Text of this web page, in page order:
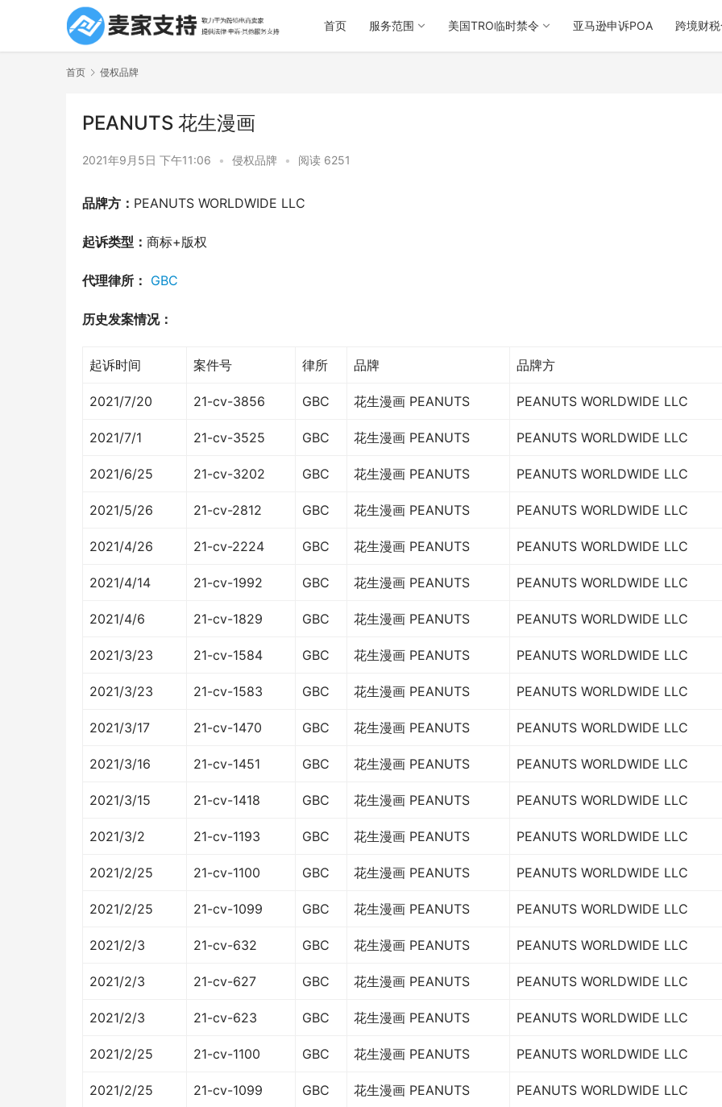
首页 服务范围 美国TRO临时禁令 亚马逊申诉POA 跨境财
首页 侵权品牌
PEANUTS 花生漫画
2021年9月5日 下午11:06 • 侵权品牌 • 阅读 6251
品牌方： PEANUTS WORLDWIDE LLC
起诉类型： 商标+版权
代理律所： GBC
历史发案情况：
起诉时间 案件号 律所 品牌 品牌方
2021/7/20 21-cv-3856 GBC 花生漫画 PEANUTS PEANUTS WORLDWIDE LLC
2021/7/1 21-cv-3525 GBC 花生漫画 PEANUTS PEANUTS WORLDWIDE LLC
2021/6/25 21-cv-3202 GBC 花生漫画 PEANUTS PEANUTS WORLDWIDE LLC
2021/5/26 21-cv-2812 GBC 花生漫画 PEANUTS PEANUTS WORLDWIDE LLC
2021/4/26 21-cv-2224 GBC 花生漫画 PEANUTS PEANUTS WORLDWIDE LLC
2021/4/14 21-cv-1992 GBC 花生漫画 PEANUTS PEANUTS WORLDWIDE LLC
2021/4/6 21-cv-1829 GBC 花生漫画 PEANUTS PEANUTS WORLDWIDE LLC
2021/3/23 21-cv-1584 GBC 花生漫画 PEANUTS PEANUTS WORLDWIDE LLC
2021/3/23 21-cv-1583 GBC 花生漫画 PEANUTS PEANUTS WORLDWIDE LLC
2021/3/17 21-cv-1470 GBC 花生漫画 PEANUTS PEANUTS WORLDWIDE LLC
2021/3/16 21-cv-1451 GBC 花生漫画 PEANUTS PEANUTS WORLDWIDE LLC
2021/3/15 21-cv-1418 GBC 花生漫画 PEANUTS PEANUTS WORLDWIDE LLC
2021/3/2 21-cv-1193 GBC 花生漫画 PEANUTS PEANUTS WORLDWIDE LLC
2021/2/25 21-cv-1100 GBC 花生漫画 PEANUTS PEANUTS WORLDWIDE LLC
2021/2/25 21-cv-1099 GBC 花生漫画 PEANUTS PEANUTS WORLDWIDE LLC
2021/2/3 21-cv-632 GBC 花生漫画 PEANUTS PEANUTS WORLDWIDE LLC
2021/2/3 21-cv-627 GBC 花生漫画 PEANUTS PEANUTS WORLDWIDE LLC
2021/2/3 21-cv-623 GBC 花生漫画 PEANUTS PEANUTS WORLDWIDE LLC
2021/2/25 21-cv-1100 GBC 花生漫画 PEANUTS PEANUTS WORLDWIDE LLC
2021/2/25 21-cv-1099 GBC 花生漫画 PEANUTS PEANUTS WORLDWIDE LLC